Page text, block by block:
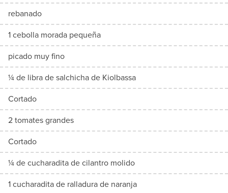
rebanado
1 cebolla morada pequeña
picado muy fino
¼ de libra de salchicha de Kiolbassa
Cortado
2 tomates grandes
Cortado
¼ de cucharadita de cilantro molido
1 cucharadita de ralladura de naranja